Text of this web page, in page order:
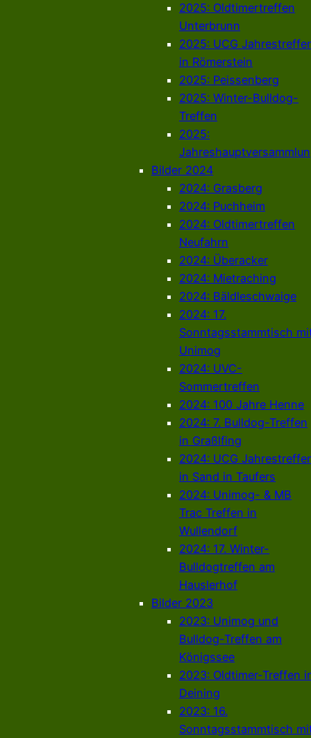
2025: Oldtimertreffen
Unterbrunn
2025: UCG
in Römerstein
2025: Peissenberg
2025: Winter-Bulldog-
Treffen
2025:
Bilder 2024
2024: Grasberg
2024: Puchheim
2024: Oldtimertreffen
Neufahrn
2024: Überacker
2024: Mietraching
2024: Bäldleschwaige
2024: 17.
Sonntagsstammtisch
Unimog
2024: UVC-
Sommertreffen
2024: 100 Jahre Henne
2024: 7. Bulldog-Treffen
in Graßlfing
2024: UCG
in Sand in Taufers
2024: Unimog- & MB
Trac Treffen in
Wullendorf
2024: 17. Winter-
Bulldogtreffen am
Hauslerhof
Bilder 2023
2023: Unimog und
Bulldog-Treffen am
Königssee
2023: Oldtimer-Treffen
Deining
2023: 16.
Sonntagsstammtisch